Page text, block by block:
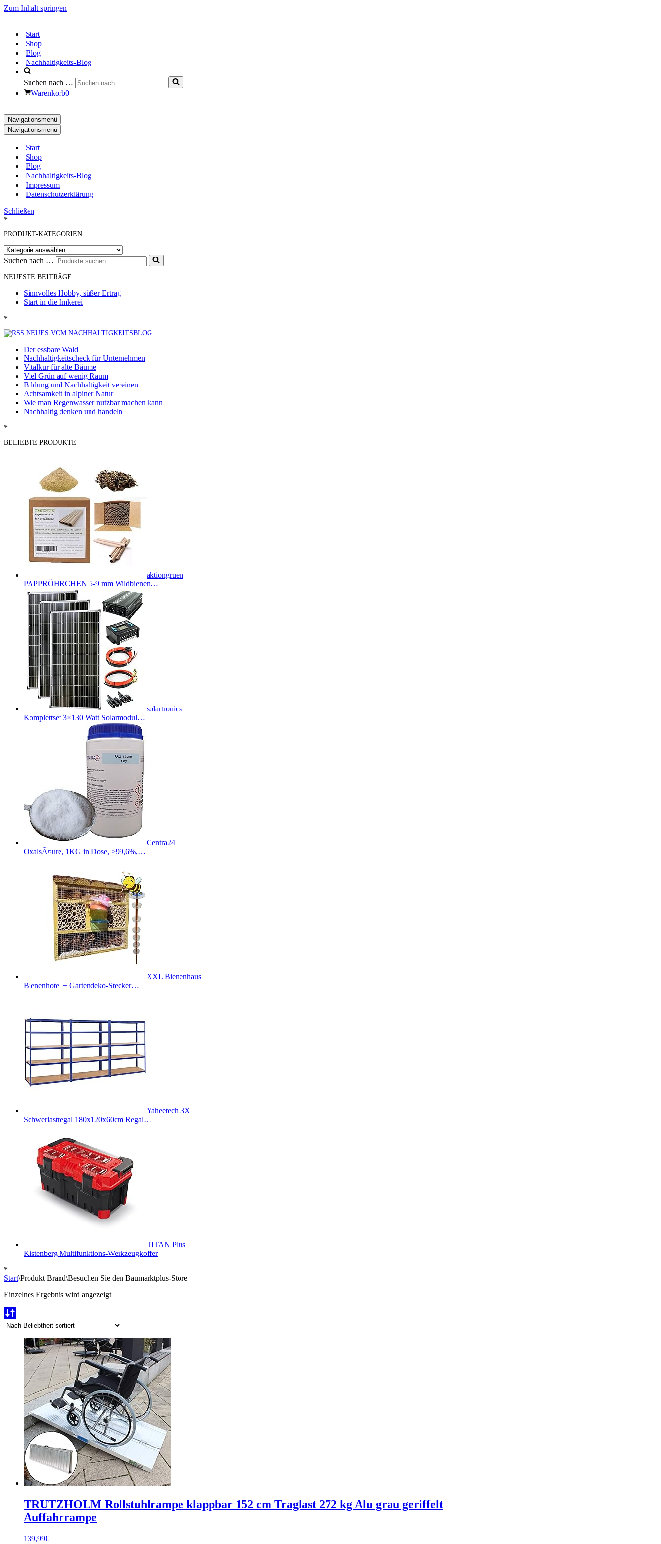
Zum Inhalt springen
Start
Shop
Blog
Nachhaltigkeits-Blog
Suchen nach …
Warenkorb0
Navigationsmenü
Navigationsmenü
Start
Shop
Blog
Nachhaltigkeits-Blog
Impressum
Datenschutzerklärung
Schließen
*
PRODUKT-KATEGORIEN
Suchen nach …
NEUESTE BEITRÄGE
Sinnvolles Hobby, süßer Ertrag
Start in die Imkerei
*
NEUES VOM NACHHALTIGKEITSBLOG
Der essbare Wald
Nachhaltigkeitscheck für Unternehmen
Vitalkur für alte Bäume
Viel Grün auf wenig Raum
Bildung und Nachhaltigkeit vereinen
Achtsamkeit in alpiner Natur
Wie man Regenwasser nutzbar machen kann
Nachhaltig denken und handeln
*
BELIEBTE PRODUKTE
aktiongruen
PAPPRÖHRCHEN 5-9 mm Wildbienen…
solartronics
Komplettset 3×130 Watt Solarmodul…
Centra24
OxalsÃ¤ure, 1KG in Dose, >99,6%,…
XXL Bienenhaus
Bienenhotel + Gartendeko-Stecker…
Yaheetech 3X
Schwerlastregal 180x120x60cm Regal…
TITAN Plus
Kistenberg Multifunktions-Werkzeugkoffer
*
Start\Produkt Brand\Besuchen Sie den Baumarktplus-Store
Einzelnes Ergebnis wird angezeigt
TRUTZHOLM Rollstuhlrampe klappbar 152 cm Traglast 272 kg Alu grau geriffelt
Auffahrrampe
139,99€